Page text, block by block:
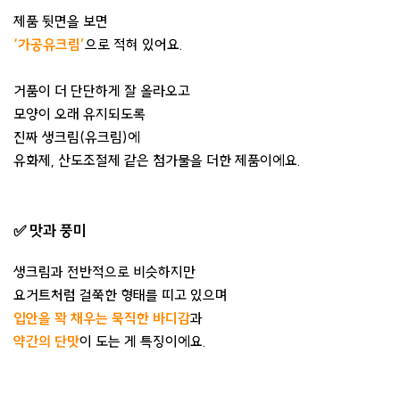
제품 뒷면을 보면
‘가공유크림’으로 적혀 있어요.
거품이 더 단단하게 잘 올라오고
모양이 오래 유지되도록
진짜 생크림(유크림)에
유화제, 산도조절제 같은 첨가물을 더한 제품이에요.
✅ 맛과 풍미
생크림과 전반적으로 비슷하지만
요거트처럼 걸쭉한 형태를 띠고 있으며
입안을 꽉 채우는 묵직한 바디감과
약간의 단맛이 도는 게 특징이에요.